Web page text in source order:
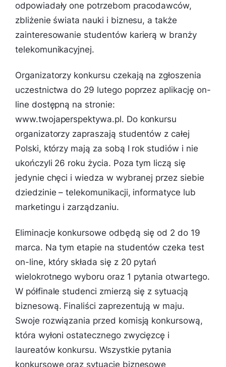
odpowiadały one potrzebom pracodawców,
zbliżenie świata nauki i biznesu, a także
zainteresowanie studentów karierą w branży
telekomunikacyjnej.
Organizatorzy konkursu czekają na zgłoszenia
uczestnictwa do 29 lutego poprzez aplikację on-
line dostępną na stronie:
www.twojaperspektywa.pl. Do konkursu
organizatorzy zapraszają studentów z całej
Polski, którzy mają za sobą I rok studiów i nie
ukończyli 26 roku życia. Poza tym liczą się
jedynie chęci i wiedza w wybranej przez siebie
dziedzinie – telekomunikacji, informatyce lub
marketingu i zarządzaniu.
Eliminacje konkursowe odbędą się od 2 do 19
marca. Na tym etapie na studentów czeka test
on-line, który składa się z 20 pytań
wielokrotnego wyboru oraz 1 pytania otwartego.
W półfinale studenci zmierzą się z sytuacją
biznesową. Finaliści zaprezentują w maju.
Swoje rozwiązania przed komisją konkursową,
która wyłoni ostatecznego zwycięzcę i
laureatów konkursu. Wszystkie pytania
konkursowe oraz sytuacje biznesowe